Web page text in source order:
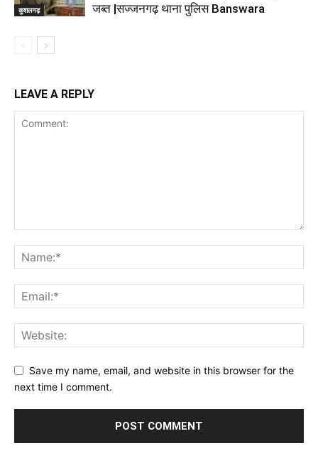
कुशलगढ़
जब्त |सज्जनगढ़ थाना पुलिस Banswara
LEAVE A REPLY
Save my name, email, and website in this browser for the
next time I comment.